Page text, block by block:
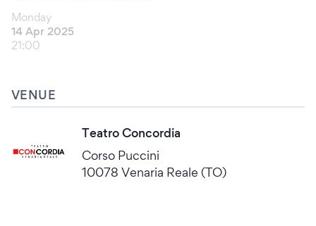
Monday
14 Apr 2025
21:00
VENUE
Teatro Concordia
Corso Puccini
10078 Venaria Reale (TO)